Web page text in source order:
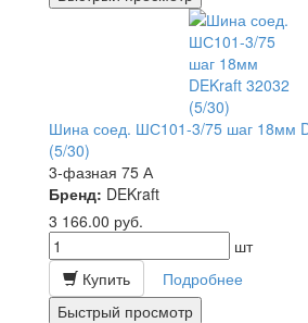
Шина соед. ШС101-3/75 шаг 18мм
(5/30)
3-фазная 75 А
Бренд: DEKraft
3 166.00 руб.
шт
Купить
Подробнее
Быстрый просмотр